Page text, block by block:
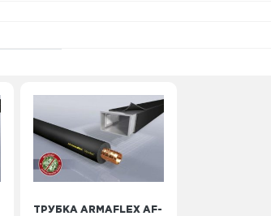
ТРУБКА ARMAFLEX AF-